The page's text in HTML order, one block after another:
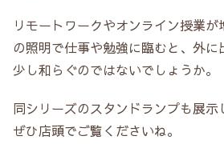
リモートワークやオンライン授業が
の照明で仕事や勉強に臨むと、外に
少し和らぐのではないでしょうか。
同シリーズのスタンドランプも展示
ぜひ店頭でご覧くださいね。